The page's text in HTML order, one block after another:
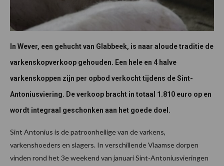
In Wever, een gehucht van Glabbeek, is naar aloude traditie de
varkenskopverkoop gehouden. Een hele en 4 halve
varkenskoppen zijn per opbod verkocht tijdens de Sint-
Antoniusviering. De verkoop bracht in totaal 1.810 euro op en
wordt integraal geschonken aan het goede doel.
Sint Antonius is de patroonheilige van de varkens,
varkenshoeders en slagers. In verschillende Vlaamse dorpen
vinden rond het 3e weekend van januari Sint-Antoniusvieringen